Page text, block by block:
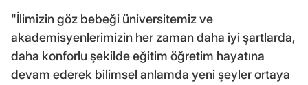
"İlimizin göz bebeği üniversitemiz ve
akademisyenlerimizin her zaman daha iyi şartlarda,
daha konforlu şekilde eğitim öğretim hayatına
devam ederek bilimsel anlamda yeni şeyler ortaya